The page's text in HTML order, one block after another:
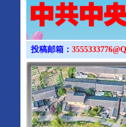
投稿邮箱：